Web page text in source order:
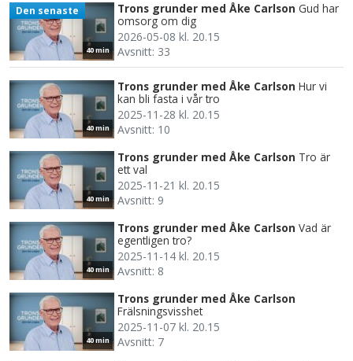
40 min
Den senaste Trons grunder med Åke Carlson Gud har
omsorg om dig
2026-05-08 kl. 20.15
Avsnitt: 33
40 min
Trons grunder med Åke Carlson Hur vi
kan bli fasta i vår tro
2025-11-28 kl. 20.15
Avsnitt: 10
40 min
Trons grunder med Åke Carlson Tro är
ett val
2025-11-21 kl. 20.15
Avsnitt: 9
40 min
Trons grunder med Åke Carlson Vad är
egentligen tro?
2025-11-14 kl. 20.15
Avsnitt: 8
40 min
Trons grunder med Åke Carlson
Frälsningsvisshet
2025-11-07 kl. 20.15
Avsnitt: 7